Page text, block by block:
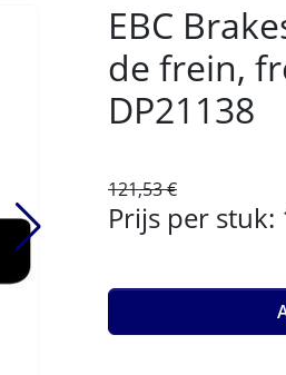
EBC
de frein,
DP21138
121,53 €
Prijs per stuk: